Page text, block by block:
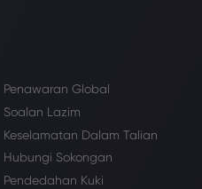
Penawaran Global
Soalan Lazim
Keselamatan Dalam Talian
Hubungi Sokongan
Pendedahan Kuki